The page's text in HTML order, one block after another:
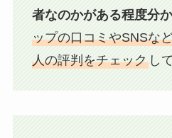
者なのかがある程度分か
ップの口コミやSNSな
人の評判をチェックし